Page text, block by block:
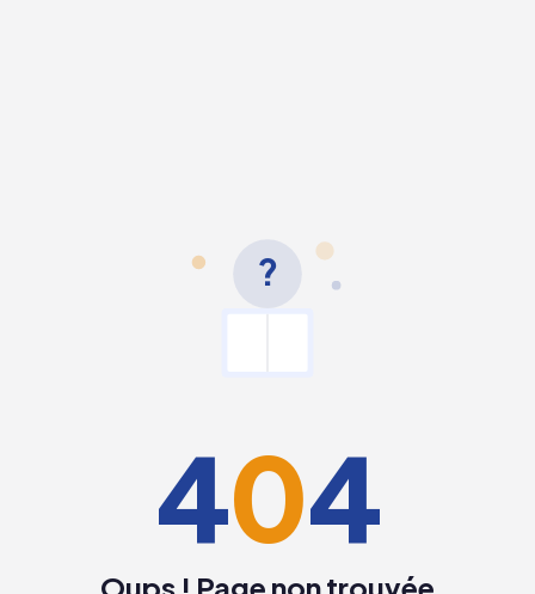
?
404
Oups ! Page non trouvée